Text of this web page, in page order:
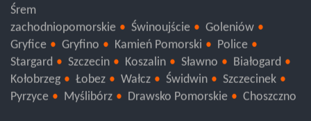
Oborniki
Śrem
zachodniopomorskie
Świnoujście
Goleniów
Gryfice
Gryfino Kamień Pomorski
Police
Stargard
Szczecin Koszalin Sławno
Białogard
Kołobrzeg
Łobez Wałcz Świdwin
Szczecinek